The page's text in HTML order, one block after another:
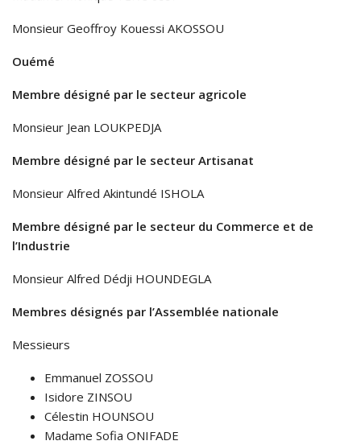
Monsieur Geoffroy Kouessi AKOSSOU
Ouémé
Membre désigné par le secteur agricole
Monsieur Jean LOUKPEDJA
Membre désigné par le secteur Artisanat
Monsieur Alfred Akintundé ISHOLA
Membre désigné par le secteur du Commerce et de
l’Industrie
Monsieur Alfred Dédji HOUNDEGLA
Membres désignés par l’Assemblée nationale
Messieurs
Emmanuel ZOSSOU
Isidore ZINSOU
Célestin HOUNSOU
Madame Sofia ONIFADE